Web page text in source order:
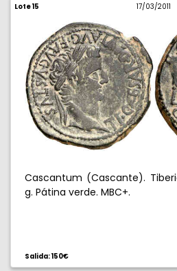
Lote 15 17/03/2011
Cascantum (Cascante).
g. Pátina verde. MBC+.
Salida: 150€